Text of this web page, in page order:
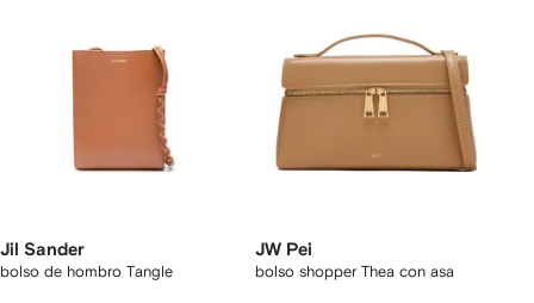
Jil Sander
bolso de hombro Tangle
JW Pei
bolso shopper Thea con asa